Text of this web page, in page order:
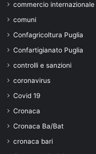
commercio internazionale
comuni
Confagricoltura Puglia
Confartigianato Puglia
controlli e sanzioni
coronavirus
Covid 19
Cronaca
Cronaca Ba/Bat
cronaca bari